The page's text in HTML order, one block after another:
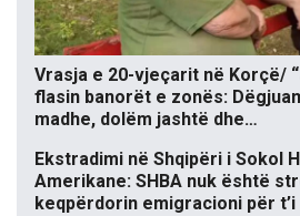
Vrasja e 20-vjeçarit në Korçë/
flasin banorët e zonës:
madhe, dolëm jashtë dhe…
Ekstradimi në Shqipëri i Sokol
Amerikane: SHBA nuk është
keqpërdorin emigracioni për